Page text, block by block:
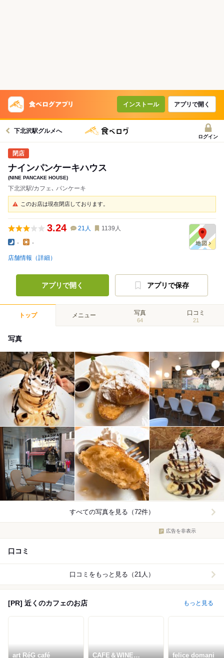
インストール アプリで開く
下北沢駅グルメへ
ログイン
ナインパンケーキハウス
(NINE PANCAKE HOUSE)
下北沢駅/カフェ､ パンケーキ
このお店は現在閉店しております。
3.24 21 人 1139 人
- -
店舗情報（詳細）
アプリで開く アプリで保存
トップ メニュー 写真
64
口コミ
21
写真
すべての写真を見る（72件）
広告を非表示
口コミ
口コミをもっと見る（21人）
[PR] 近くのカフェのお店 もっと見る
art RéG café
CAFE＆WINE
felice domani